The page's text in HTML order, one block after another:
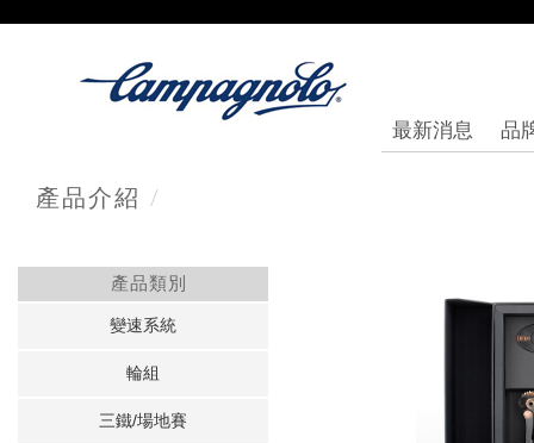
最新消息 品
產品介紹 /
產品類別
變速系統
輪組
三鐵/場地賽